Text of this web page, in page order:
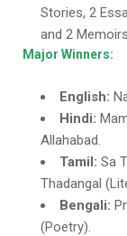
Stories, 2
and 2
Major Winners:
English:
Hindi:
Allahabad.
Tamil: Sa
Thadangal
Bengali:
(Poetry).